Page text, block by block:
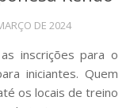
DE 2024
inscrições para o
iniciantes. Quem
os locais de treino